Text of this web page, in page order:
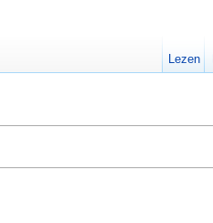
Lezen